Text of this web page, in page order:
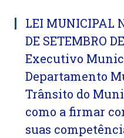
LEI MUNICIPAL
DE SETEMBRO
Executivo
Departamento
Trânsito do
como a firmar
suas